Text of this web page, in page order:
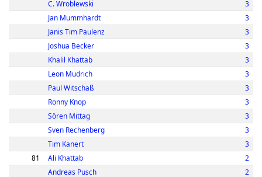
C. Wroblewski
3
Jan Mummhardt
3
Janis Tim Paulenz
3
Joshua Becker
3
Khalil Khattab
3
Leon Mudrich
3
Paul Witschaß
3
Ronny Knop
3
Sören Mittag
3
Sven Rechenberg
3
Tim Kanert
3
81
Ali Khattab
2
Andreas Pusch
2